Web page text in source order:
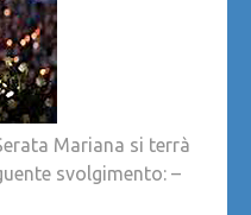
Mariana si terrà
svolgimento: –